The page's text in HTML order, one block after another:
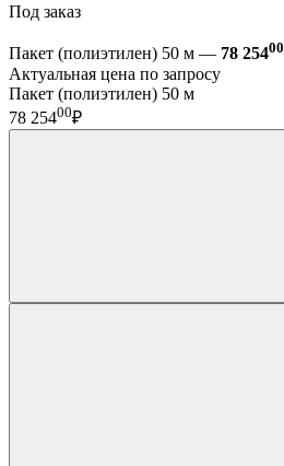
Под заказ
Пакет (полиэтилен) 50 м — 78 25400
Актуальная цена по запросу
Пакет (полиэтилен) 50 м
78 25400₽